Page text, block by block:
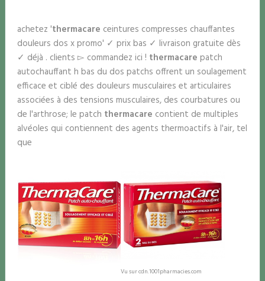
achetez 'thermacare ceintures compresses chauffantes
douleurs dos x promo' ✓ prix bas ✓ livraison gratuite dès
✓ déjà . clients ▻ commandez ici ! thermacare patch
autochauffant h bas du dos patchs offrent un soulagement
efficace et ciblé des douleurs musculaires et articulaires
associées à des tensions musculaires, des courbatures ou
de l'arthrose; le patch thermacare contient de multiples
alvéoles qui contiennent des agents thermoactifs à l'air, tel
que
Vu sur cdn.1001pharmacies.com